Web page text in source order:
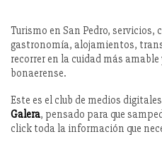
Turismo en San Pedro,
gastronomía, alojamientos,
recorrer en la cuidad más
bonaerense.
Este es el club de medios
Galera, pensado para que
click toda la información que